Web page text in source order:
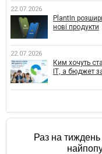
22.07.2026
PlantIn
нові продукти
22.07.2026
Ким хочуть
ІТ, а бюджет
Раз на